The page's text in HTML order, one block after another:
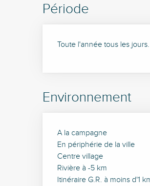
Période
Toute l'année tous les jours.
Environnement
A la campagne
En périphérie de la ville
Centre village
Rivière à -5 km
Itinéraire G.R. à moins d'1